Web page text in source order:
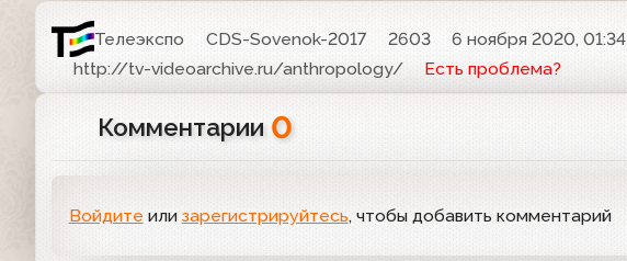
Телеэкспо CDS-Sovenok-2017 2603
6 ноября 2020, 01:34
http://tv-videoarchive.ru/anthropology/
Есть проблема?
Комментарии 0
Войдите или зарегистрируйтесь, чтобы добавить комментарий